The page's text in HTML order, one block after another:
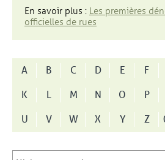
En savoir plus : Les premières
officielles de rues
A B C D E F
K
L M N O P
U
V W X Y Z